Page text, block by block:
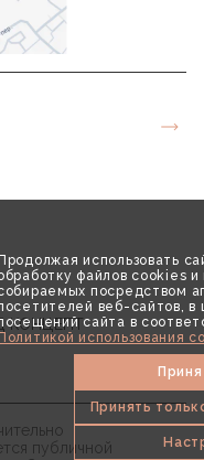
Продолжая использовать
файлов cookies и
посредством
веб-сайтов, в
сайта в
Политикой использования
Принять
КОНЦЕПТ
публичной